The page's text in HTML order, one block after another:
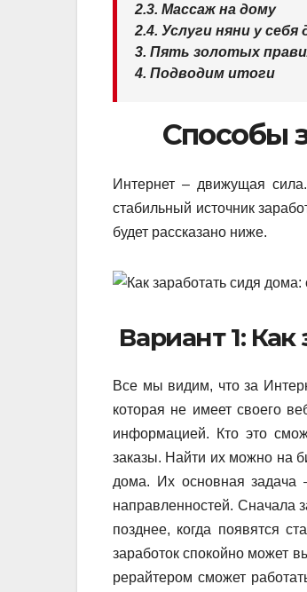
2.3. Массаж на дому
2.4. Услуги няни у себя
3. Пять золотых
4. Подводим итоги
Способы
Интернет – движущая
стабильный источник
будет рассказано ниже.
Вариант 1:
Все мы видим, что за
которая не имеет своего
информацией. Кто это
заказы. Найти их можно на
дома. Их основная задача
направленностей. Сначала
позднее, когда появятся
заработок спокойно может
рерайтером сможет